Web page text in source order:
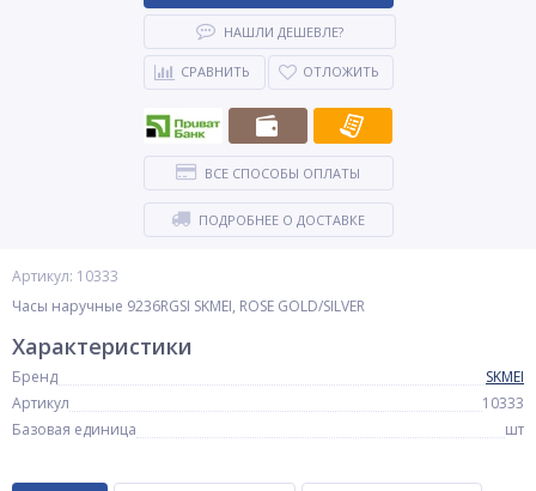
Артикул: 10333
Часы наручные 9236RGSI SKMEI, ROSE GOLD/SILVER
НАШЛИ ДЕШЕВЛЕ?
СРАВНИТЬ ОТЛОЖИТЬ
ВСЕ СПОСОБЫ ОПЛАТЫ
ПОДРОБНЕЕ О ДОСТАВКЕ
Характеристики
Бренд
SKMEI
Артикул
10333
Базовая единица
шт